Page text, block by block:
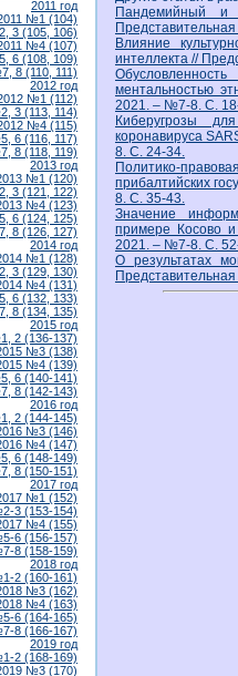
2011 год
№1 (104)
3 (105, 106)
№4 (107)
6 (108, 109)
8 (110, 111)
2012 год
№1 (112)
3 (113, 114)
№4 (115)
6 (116, 117)
8 (118, 119)
2013 год
№1 (120)
3 (121, 122)
№4 (123)
6 (124, 125)
8 (126, 127)
2014 год
№1 (128)
3 (129, 130)
№4 (131)
6 (132, 133)
8 (134, 135)
2015 год
2 (136-137)
№3 (138)
№4 (139)
6 (140-141)
8 (142-143)
2016 год
2 (144-145)
№3 (146)
№4 (147)
6 (148-149)
8 (150-151)
2017 год
№1 (152)
3 (153-154)
№4 (155)
6 (156-157)
8 (158-159)
2018 год
2 (160-161)
№3 (162)
№4 (163)
6 (164-165)
8 (166-167)
2019 год
2 (168-169)
№3 (170)
Пандемийный и
Влияние
интеллекта //
ментальностью
2021. – №7-8. С.
Киберугрозы
коронавируса
8. С. 24-34.
Политико-
прибалтийских
8. С. 35-43.
Значение
примере Косово
2021. – №7-8. С.
О результатах